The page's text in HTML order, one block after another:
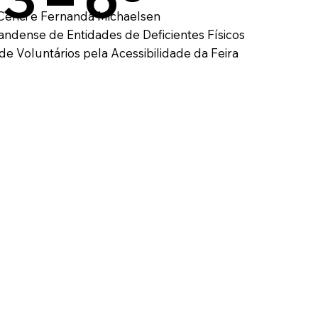
e Fernanda Michaelsen
de Entidades de Deficientes Físicos
Voluntários pela Acessibilidade da Feira